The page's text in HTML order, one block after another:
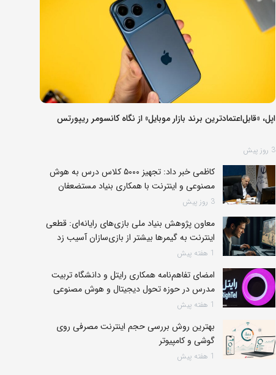
اپل، «قابل‌اعتمادترین برند بازار موبایل» از نگاه کانسومر ریپورتس
3 روز پیش
کاظمی خبر داد: تجهیز ۵۰۰۰ کلاس درس به هوش
مصنوعی و اینترنت با همکاری بنیاد مستضعفان
3 روز پیش
معاون پژوهش بنیاد ملی بازی‌های رایانه‌ای: قطعی
اینترنت به گیمرها بیشتر از بازی‌سازان آسیب زد
1 هفته پیش
امضای تفاهم‌نامه همکاری رایتل و دانشگاه تربیت
مدرس در حوزه تحول دیجیتال و هوش مصنوعی
1 هفته پیش
بهترین روش بررسی حجم اینترنت مصرفی روی
گوشی و کامپیوتر
1 هفته پیش